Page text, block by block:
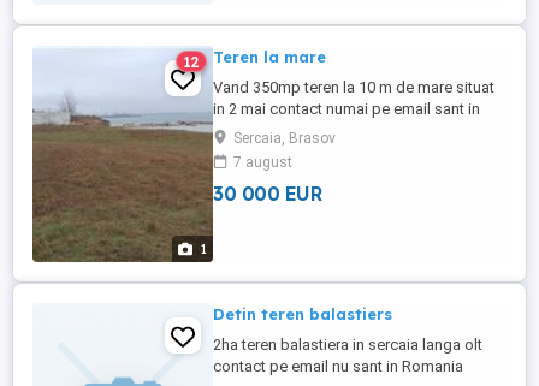
1
12 Teren la mare
Vand 350mp teren la 10 m de mare situat
in 2 mai contact numai pe email sant in
germania
Sercaia, Brasov
7 august
30 000 EUR
Detin teren balastiers
2ha teren balastiera in sercaia langa olt
contact pe email nu sant in Romania